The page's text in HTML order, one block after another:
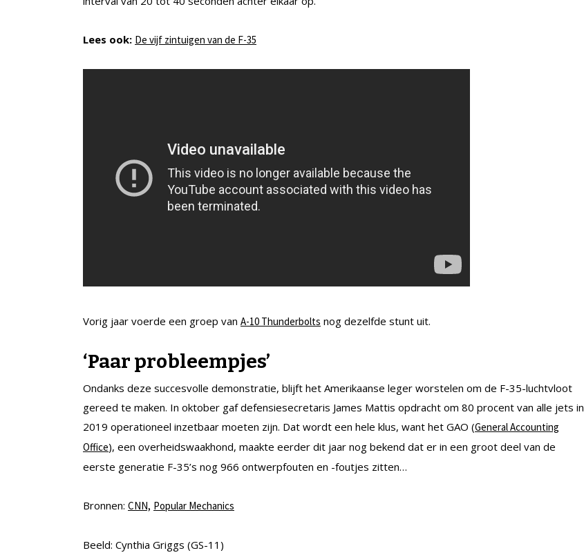
Lees ook: De vijf zintuigen van de F-35
Vorig jaar voerde een groep van A-10 Thunderbolts nog dezelfde stunt uit.
‘Paar probleempjes’
Ondanks deze succesvolle demonstratie, blijft het Amerikaanse leger worstelen om de F-35-luchtvloot
gereed te maken. In oktober gaf defensiesecretaris James Mattis opdracht om 80 procent van alle jets in
2019 operationeel inzetbaar moeten zijn. Dat wordt een hele klus, want het GAO (General Accounting
Office), een overheidswaakhond, maakte eerder dit jaar nog bekend dat er in een groot deel van de
eerste generatie F-35’s nog 966 ontwerpfouten en -foutjes zitten…
Bronnen: CNN, Popular Mechanics
Beeld: Cynthia Griggs (GS-11)